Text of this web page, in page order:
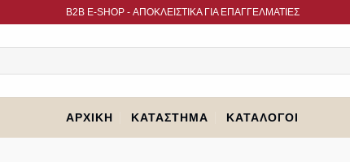
B2B Ε-SHOP - ΑΠΟΚΛΕΙΣΤΙΚΑ ΓΙΑ ΕΠΑΓΓΕΛΜΑΤΙΕΣ
ΑΡΧΙΚΉ ΚΑΤΆΣΤΗΜΑ ΚΑΤΆΛΟΓΟΙ